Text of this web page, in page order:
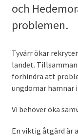
och
problemen.
Tyvärr ökar
landet.
förhindra att
ungdomar
Vi behöver öka
En viktig åtgärd är